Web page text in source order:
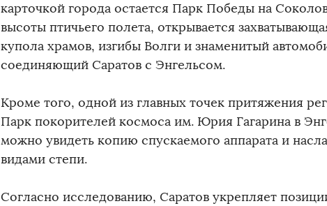
карточкой города остается Парк Победы на
высоты птичьего полета, открывается
купола храмов, изгибы Волги и знаменитый
соединяющий Саратов с Энгельсом.
Кроме того, одной из главных точек притяжения
Парк покорителей космоса им. Юрия Гагарина в
можно увидеть копию спускаемого аппарата и
видами степи.
Согласно исследованию, Саратов укрепляет